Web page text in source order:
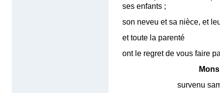
ses enfants ;
son neveu et sa nièce, et
et toute la parenté
ont le regret de vous faire
survenu samedi 5